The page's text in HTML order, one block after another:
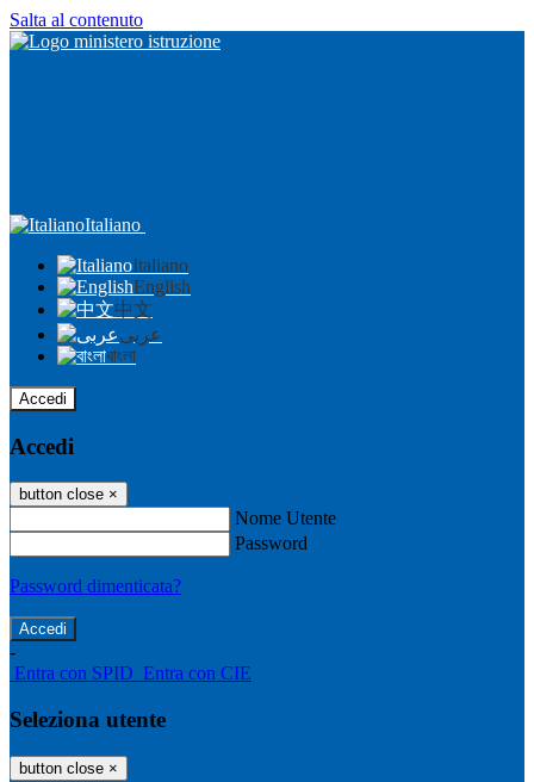
Salta al contenuto
Italiano
Italiano
English
中文
عربى
বাংলা
Accedi
Accedi
button close ×
Nome Utente
Password
Password dimenticata?
-
Entra con SPID Entra con CIE
Seleziona utente
button close ×